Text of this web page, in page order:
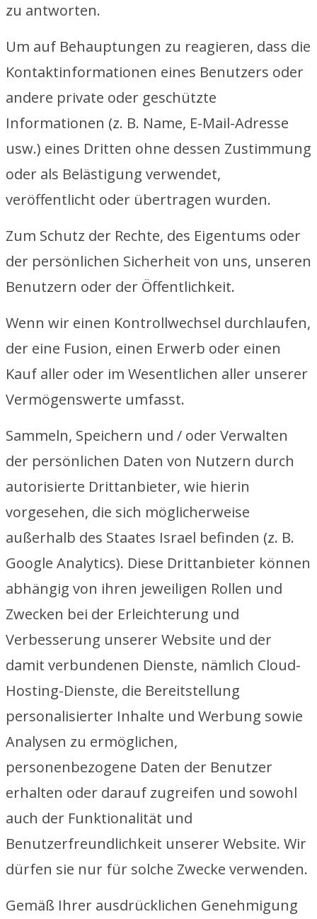
zu antworten.
Um auf Behauptungen zu reagieren, dass die
Kontaktinformationen eines Benutzers oder
andere private oder geschützte
Informationen (z. B. Name, E-Mail-Adresse
usw.) eines Dritten ohne dessen Zustimmung
oder als Belästigung verwendet,
veröffentlicht oder übertragen wurden.
Zum Schutz der Rechte, des Eigentums oder
der persönlichen Sicherheit von uns, unseren
Benutzern oder der Öffentlichkeit.
Wenn wir einen Kontrollwechsel durchlaufen,
der eine Fusion, einen Erwerb oder einen
Kauf aller oder im Wesentlichen aller unserer
Vermögenswerte umfasst.
Sammeln, Speichern und / oder Verwalten
der persönlichen Daten von Nutzern durch
autorisierte Drittanbieter, wie hierin
vorgesehen, die sich möglicherweise
außerhalb des Staates Israel befinden (z. B.
Google Analytics). Diese Drittanbieter können
abhängig von ihren jeweiligen Rollen und
Zwecken bei der Erleichterung und
Verbesserung unserer Website und der
damit verbundenen Dienste, nämlich Cloud-
Hosting-Dienste, die Bereitstellung
personalisierter Inhalte und Werbung sowie
Analysen zu ermöglichen,
personenbezogene Daten der Benutzer
erhalten oder darauf zugreifen und sowohl
auch der Funktionalität und
Benutzerfreundlichkeit unserer Website. Wir
dürfen sie nur für solche Zwecke verwenden.
Gemäß Ihrer ausdrücklichen Genehmigung